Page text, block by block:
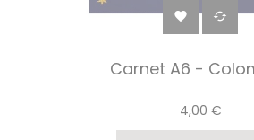
 
Carnet A6 -
4,00 €